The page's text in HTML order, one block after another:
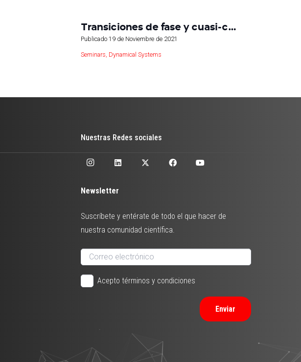
Transiciones de fase y cuasi-c…
Publicado 19 de Noviembre de 2021
Seminars, Dynamical Systems
Nuestras Redes sociales
Newsletter
Suscríbete y entérate de todo el que hacer de
nuestra comunidad científica.
Acepto términos y condiciones
Enviar